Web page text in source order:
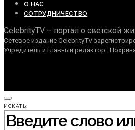
О НАС
СОТРУДНИЧЕСТВО
CelebrityTV – портал о светской
Сетевое издание CelebrityTV
Учредитель и Главный редактор :
ИСКАТЬ: